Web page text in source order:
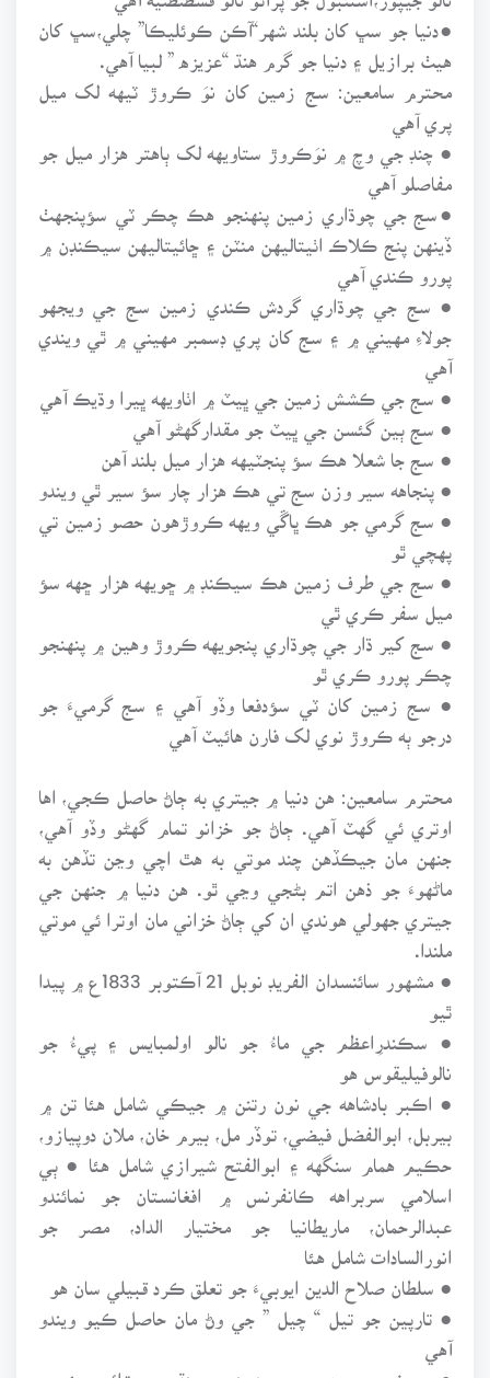
●دنيا جو سڀ کان بلند شهر“آڪن ڪوئليڪا” چلي،سڀ کان
هيٺ برازيل ۽ دنيا جو گرم هنڌ “عزيزه ” لبيا آهي.
محترم سامعين: سج زمين کان نوَ ڪروڙ ٽيهه لک ميل
پري آهي
● چنڊ جي وچ ۾ نوَڪروڙ ستاويهه لک ٻاهتر هزار ميل جو
مفاصلو آهي
●سج جي چوڌاري زمين پنهنجو هڪ چڪر ٽي سؤپنجهٺ
ڏينهن پنج ڪلاڪ اٺيتاليهن منٽن ۽ ڇائيتاليهن سيڪنڊن ۾
پورو ڪندي آهي
● سج جي چوڌاري گردش ڪندي زمين سج جي ويجهو
جولاءِ مهيني ۾ ۽ سج کان پري ڊسمبر مهيني ۾ ٿي ويندي
آهي
● سج جي ڪشش زمين جي ڀيٽ ۾ اٺاويهه ڀيرا وڌيڪ آهي
● سج ٻين گئسن جي ڀيٽ جو مقدارگهڻو آهي
● سج جا شعلا هڪ سؤ پنجٽيهه هزار ميل بلند آهن
● پنجاهه سير وزن سج تي هڪ هزار چار سؤ سير ٿي ويندو
● سج گرمي جو هڪ ڀاڱي ويهه ڪروڙهون حصو زمين تي
● سج جي طرف زمين هڪ سيڪنڊ ۾ ڇويهه هزار ڇهه سؤ
ميل سفر ڪري ٿي
● سج کير ڌار جي چوڌاري پنجويهه ڪروڙ وهين ۾ پنهنجو
● سج زمين کان ٽي سؤدفعا وڏو آهي ۽ سج گرميءَ جو
درجو ٻه ڪروڙ نوي لک فارن هائيٽ آهي
محترم سامعين: هن دنيا ۾ جيتري به ڄاڻ حاصل ڪجي، اها
اوتري ئي گهٽ آهي. ڄاڻ جو خزانو تمام گهڻو وڏو آهي،
جنهن مان جيڪڏهن چند موتي به هٿ اچي وڃن تڏهن به
ماڻهوءَ جو ذهن اتم بڻجي وڃي ٿو. هن دنيا ۾ جنهن جي
جيتري جهولي هوندي ان کي ڄاڻ خزاني مان اوترا ئي موتي
ملندا.
● مشهور سائنسدان الفريڊ نوبل 21 آڪتوبر 1833ع ۾ پيدا
● سڪندرِاعظم جي ماءُ جو نالو اولمبايس ۽ پيءُ جو
نالوفيليقوس هو
● اڪبر بادشاهه جي نون رتنن ۾ جيڪي شامل هئا تن ۾
بيربل، ابوالفضل فيضي، توڏر مل، بيرم خان، ملان دوپيازو،
حڪيم همام سنگهه ۽ ابوالفتح شيرازي شامل هئا ● ٻي
اسلامي سربراهه ڪانفرنس ۾ افغانستان جو نمائندو
عبدالرحمان، ماريطانيا جو مختيار الداد، مصر جو
انورالسادات شامل هئا
● سلطان صلاح الدين ايوبيءَ جو تعلق ڪرد قبيلي سان هو
● تارپين جو تيل “ چيل ” جي وڻ مان حاصل ڪيو ويندو
آهي
● برِصغير جي پهرين مسجد ڀنڀور سنڌ ۾ جوڙائي ويئي ۽